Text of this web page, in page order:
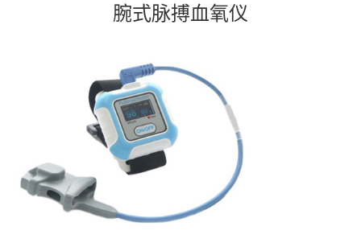
腕式脉搏血氧仪